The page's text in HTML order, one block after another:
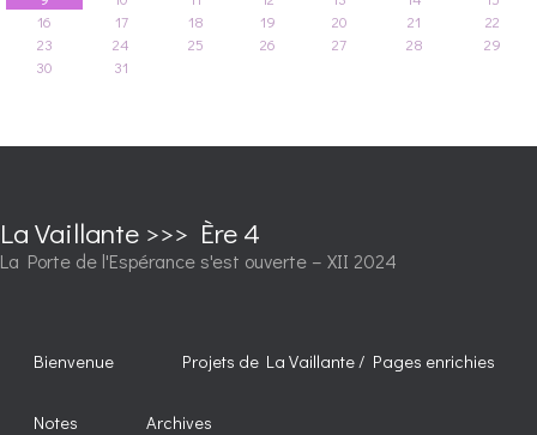
16
17 18 19 20 21
22
23
24 25 26 27 28
29
30
31
La Vaillante >>> Ère 4
La Porte de l'Espérance s'est ouverte – XII 2024
Bienvenue Projets de La Vaillante / Pages enrichies
Notes Archives